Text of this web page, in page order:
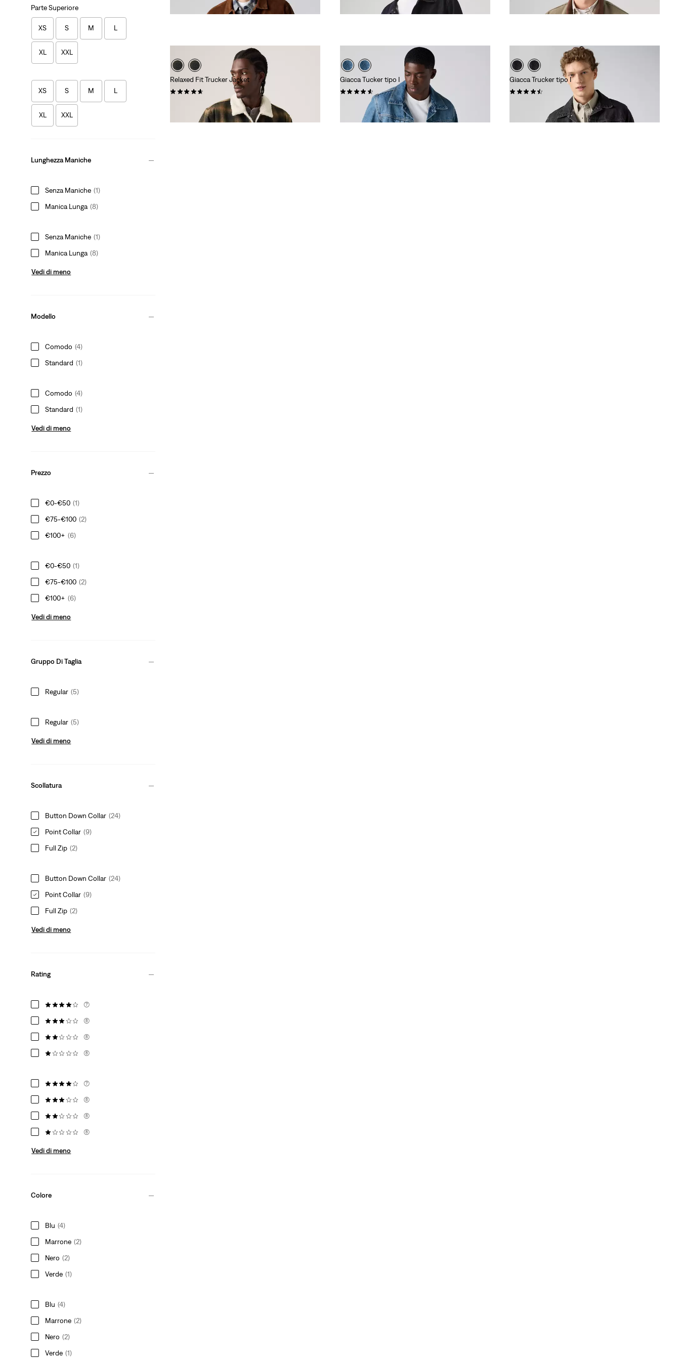
Parte Superiore
XS S M L
XL XXL
XS S M L
XL XXL
Lunghezza Maniche
Senza Maniche (1)
Manica Lunga (8)
Senza Maniche (1)
Manica Lunga (8)
Vedi di meno
Modello
Comodo (4)
Standard (1)
Comodo (4)
Standard (1)
Vedi di meno
Prezzo
€0-€50 (1)
€75-€100 (2)
€100+ (6)
€0-€50 (1)
€75-€100 (2)
€100+ (6)
Vedi di meno
Gruppo Di Taglia
Regular (5)
Regular (5)
Vedi di meno
Scollatura
Button Down Collar (24)
Point Collar (9)
Full Zip (2)
Button Down Collar (24)
Point Collar (9)
Full Zip (2)
Vedi di meno
Rating
(7)
(8)
(8)
(8)
(7)
(8)
(8)
(8)
Vedi di meno
Colore
Blu (4)
Marrone (2)
Nero (2)
Verde (1)
Blu (4)
Marrone (2)
Nero (2)
Verde (1)
Relaxed Fit Trucker Jacket
is
Original
Price
was
€ 150,00
10% di sconto extra per Levi's® Red Tab™
Giacca Tucker tipo I
(0)
€ 140,00
Giacca Trucker tipo I